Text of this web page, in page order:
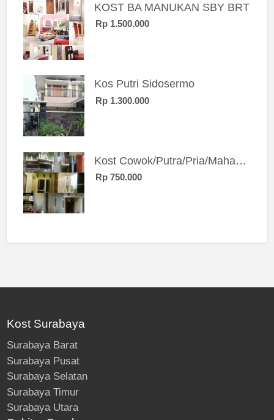
KOST BA MANUKAN SBY BRT
Rp 1.500.000
Kos Putri Sidosermo
Rp 1.300.000
Kost Cowok/Putra/Pria/Mahasiswa/Karyawan SIngle eksklusif bangunan baru
Rp 750.000
Kost Surabaya
Surabaya Barat
Surabaya Pusat
Surabaya Selatan
Surabaya Timur
Surabaya Utara